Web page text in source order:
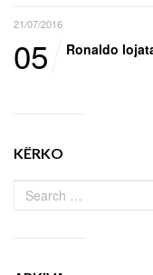
21/07/2016
05 Ronaldo
KËRKO